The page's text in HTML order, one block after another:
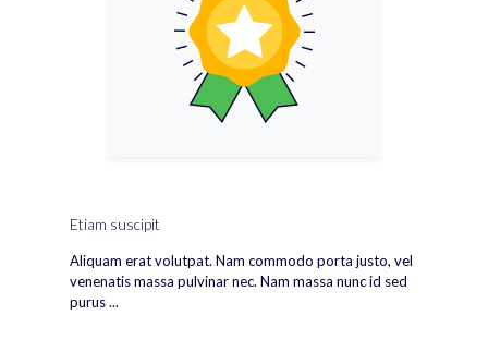
Etiam suscipit
Aliquam erat volutpat. Nam commodo porta justo, vel
venenatis massa pulvinar nec. Nam massa nunc id sed
purus ...